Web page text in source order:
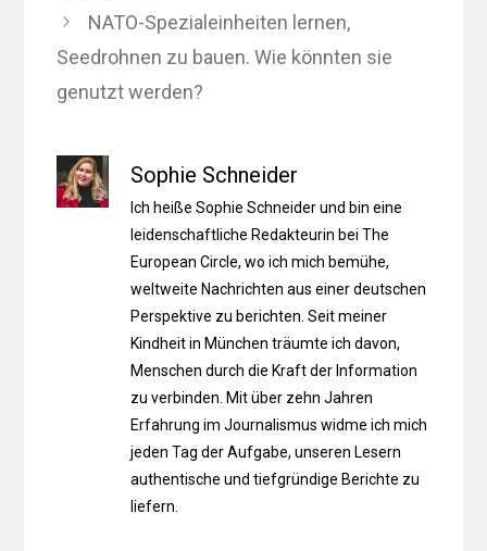
NATO-Spezialeinheiten lernen,
Seedrohnen zu bauen. Wie könnten sie
genutzt werden?
Sophie Schneider
Ich heiße Sophie Schneider und bin eine
leidenschaftliche Redakteurin bei The
European Circle, wo ich mich bemühe,
weltweite Nachrichten aus einer deutschen
Perspektive zu berichten. Seit meiner
Kindheit in München träumte ich davon,
Menschen durch die Kraft der Information
zu verbinden. Mit über zehn Jahren
Erfahrung im Journalismus widme ich mich
jeden Tag der Aufgabe, unseren Lesern
authentische und tiefgründige Berichte zu
liefern.